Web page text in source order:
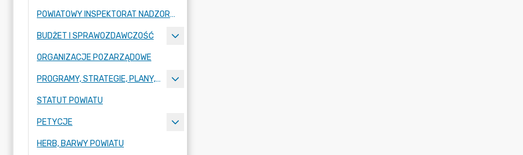
POWIATOWY INSPEKTORAT NADZORU BUDOWLANEGO
BUDŻET I SPRAWOZDAWCZOŚĆ
ORGANIZACJE POZARZĄDOWE
PROGRAMY, STRATEGIE, PLANY, RAPORTY
STATUT POWIATU
PETYCJE
HERB, BARWY POWIATU